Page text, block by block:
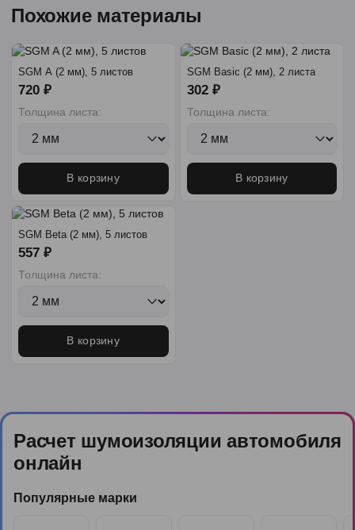
Похожие материалы
SGM A (2 мм), 5 листов
720 ₽
Толщина листа:
В корзину
SGM Basic (2 мм), 2 листа
302 ₽
Толщина листа:
В корзину
SGM Beta (2 мм), 5 листов
557 ₽
Толщина листа:
В корзину
Расчет шумоизоляции автомобиля
онлайн
Популярные марки